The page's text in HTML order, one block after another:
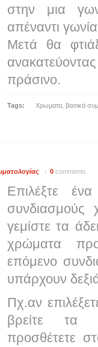
στην μια
απέναντι
Μετά θα
πράσινο.
Tags: Χρωματα βασικά
0 comments
Επιλέξτε
γεμίστε τα
χρώματα
επόμενο
υπάρχουν
Πχ.αν
βρείτε τα
προσθέτετε